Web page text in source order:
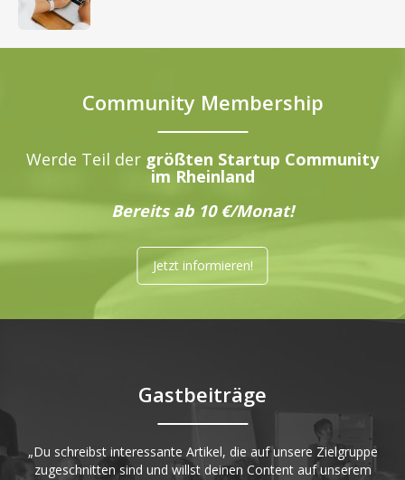
Community Membership
Werde Teil der größten Startup Community
im Rheinland
Bereits ab 10 €/Monat!
Jetzt informieren!
Gastbeiträge
„Du schreibst interessante Artikel, die auf unsere Zielgruppe
zugeschnitten sind und willst deinen Content auf unserem